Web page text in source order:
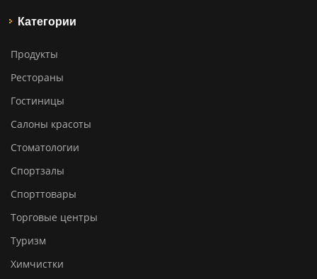
Категории
Продукты
Рестораны
Гостиницы
Салоны красоты
Стоматологии
Спортзалы
Спорттовары
Торговые центры
Туризм
Химчистки